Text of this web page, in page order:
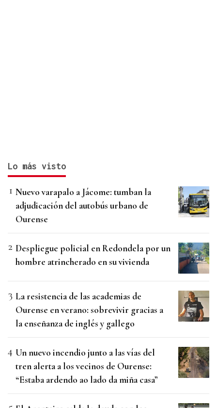
Lo más visto
Nuevo varapalo a Jácome: tumban la
adjudicación del autobús urbano de
Ourense
Despliegue policial en Redondela por un
hombre atrincherado en su vivienda
La resistencia de las academias de
Ourense en verano: sobrevivir gracias a
la enseñanza de inglés y gallego
Un nuevo incendio junto a las vías del
tren alerta a los vecinos de Ourense:
“Estaba ardendo ao lado da miña casa”